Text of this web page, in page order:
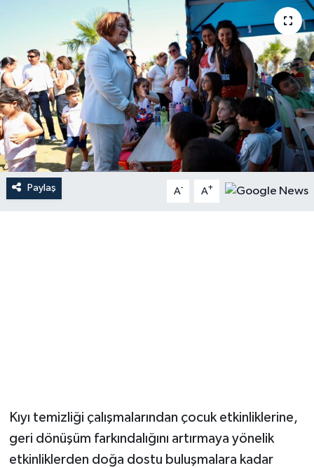
Paylaş A- A+
Kıyı temizliği çalışmalarından çocuk etkinliklerine,
geri dönüşüm farkındalığını artırmaya yönelik
etkinliklerden doğa dostu buluşmalara kadar